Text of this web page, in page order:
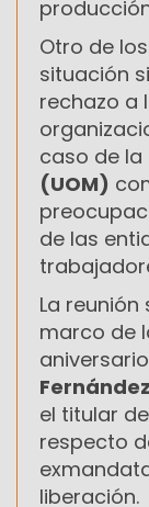
Otro de
situación
rechazo a
caso de la
(UOM)
de las
La
marco de
el titular
respecto
liberación.